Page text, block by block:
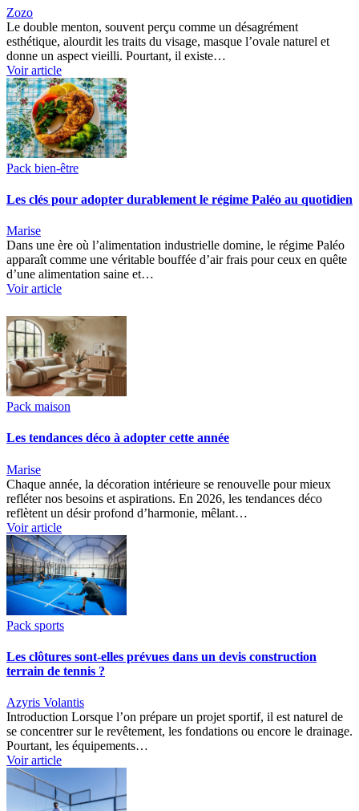
Zozo
Le double menton, souvent perçu comme un désagrément
esthétique, alourdit les traits du visage, masque l’ovale naturel et
donne un aspect vieilli. Pourtant, il existe…
Voir article
Pack bien-être
Les clés pour adopter durablement le régime Paléo au quotidien
Marise
Dans une ère où l’alimentation industrielle domine, le régime Paléo
apparaît comme une véritable bouffée d’air frais pour ceux en quête
d’une alimentation saine et…
Voir article
Pack maison
Les tendances déco à adopter cette année
Marise
Chaque année, la décoration intérieure se renouvelle pour mieux
refléter nos besoins et aspirations. En 2026, les tendances déco
reflètent un désir profond d’harmonie, mêlant…
Voir article
Pack sports
Les clôtures sont-elles prévues dans un devis construction
terrain de tennis ?
Azyris Volantis
Introduction Lorsque l’on prépare un projet sportif, il est naturel de
se concentrer sur le revêtement, les fondations ou encore le drainage.
Pourtant, les équipements…
Voir article